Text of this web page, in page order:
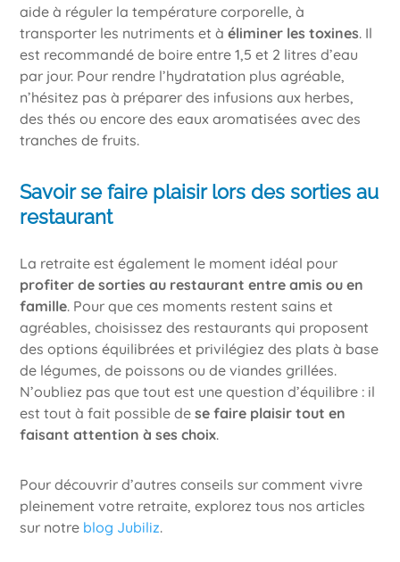
aide à réguler la température corporelle, à
transporter les nutriments et àéliminer les toxines. Il
est recommandé de boire entre 1,5 et 2 litres d’eau
par jour. Pour rendre l’hydratation plus agréable,
n’hésitez pas à préparer des infusions aux herbes,
des thés ou encore des eaux aromatisées avec des
tranches de fruits.
Savoir se faire plaisir lors des sorties au
restaurant
La retraite est également le moment idéal pour
profiter de sorties au restaurant entre amis ou en
famille. Pour que ces moments restent sains et
agréables, choisissez des restaurants qui proposent
des options équilibrées et privilégiez des plats à base
de légumes, de poissons ou de viandes grillées.
N’oubliez pas que tout est une question d’équilibre : il
est tout à fait possible dese faire plaisir tout en
faisant attention à ses choix.
Pour découvrir d’autres conseils sur comment vivre
pleinement votre retraite, explorez tous nos articles
sur notre blog Jubiliz.